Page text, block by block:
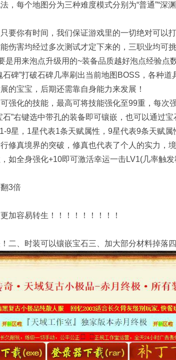
个地图分为三种难度模式分别为“普通”“深渊
你有时间，我们保证游戏里的一切绝对可以
害均经过多次测试才定下来的，三职业均可挑
是用来泡点升级用的~装备品质越好泡点经验点
碑”打破石碑几率刷出当前地图BOSS，各种道
的宝宝，后期还需靠自身能力来发展！
强化的技能，最高可将技能强化至99重，每次
石”右键选中带孔的装备即可镶嵌，也可以通过
9星，1星代表1条天赋属性，9星代表9条天赋属
修真境界的突破，修真也代表了个人的实力，
如全身强化+10即可激活幸运一击LV1(几率触
3倍
加容易转生！！！！！！！！！
二、时装可以镶嵌宝石三、加大部分材料掉落